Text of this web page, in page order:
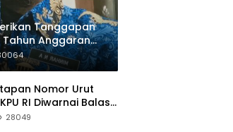
Tanggapan
Tahun Anggaran
Nomor Urut
RI Diwarnai Balas
28049